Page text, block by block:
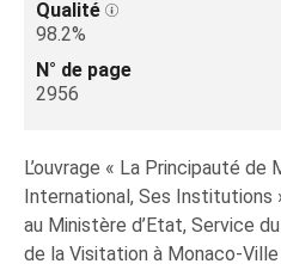
Qualité
98.2%
N° de page
2956
L’ouvrage « La Principauté de
International, Ses Institutions
au Ministère d’Etat, Service
de la Visitation à Monaco-